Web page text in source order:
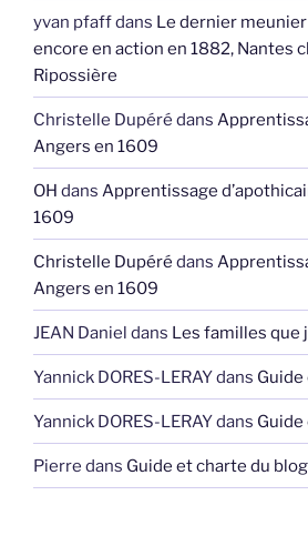
yvan pfaffdans Le dernier
encore en action en 1882, Nantes
Ripossière
Christelle Dupéré dans
Angers en 1609
OH dans Apprentissage
1609
Christelle Dupéré dans
Angers en 1609
JEAN Daniel dans Les familles que
Yannick DORES-LERAYdans
Yannick DORES-LERAYdans
Pierre dans Guide et charte du blog